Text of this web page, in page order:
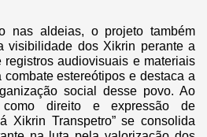
nas aldeias, o projeto também
visibilidade dos Xikrin perante a
audiovisuais e materiais
estereótipos e destaca a
social desse povo. Ao
direito e expressão de
Xikrin Transpetro” se consolida